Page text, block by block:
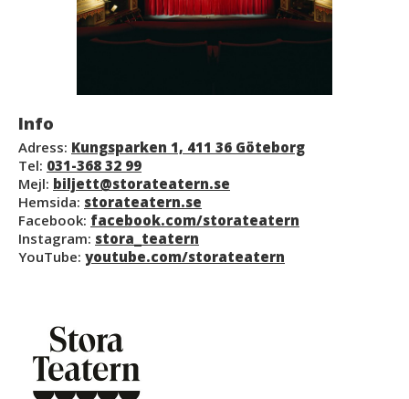
Info
Adress: Kungsparken 1, 411 36 Göteborg
Tel: 031-368 32 99
Mejl: biljett@storateatern.se
Hemsida: storateatern.se
Facebook: facebook.com/storateatern
Instagram: stora_teatern
YouTube: youtube.com/storateatern